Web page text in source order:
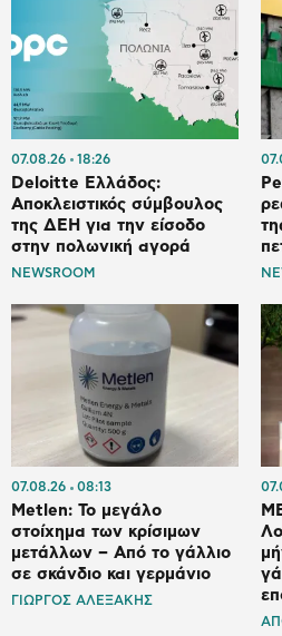
07.08.26 18:26
Deloitte Ελλάδος:
Αποκλειστικός σύμβουλος
της ΔΕΗ για την είσοδο
στην πολωνική αγορά
NEWSROOM
07.08.26 08:13
Metlen: Το μεγάλο
στοίχημα των κρίσιμων
μετάλλων – Από το γάλλιο
σε σκάνδιο και γερμάνιο
ΓΙΩΡΓΟΣ ΑΛΕΞΑΚΗΣ